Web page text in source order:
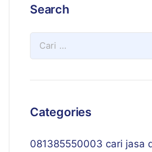
Search
Categories
081385550003 cari jasa